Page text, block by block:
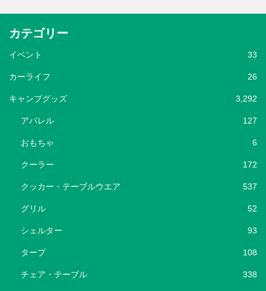
カテゴリー
イベント 33
カーライフ 26
キャンプグッズ 3,292
アパレル 127
おもちゃ 6
クーラー 172
クッカー・テーブルウエア 537
グリル 52
シェルター 93
タープ 108
チェア・テーブル 338